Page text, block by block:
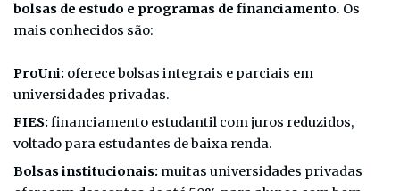
bolsas de estudo e programas de financiamento. Os
mais conhecidos são:
ProUni: oferece bolsas integrais e parciais em
universidades privadas.
FIES:financiamento estudantil com juros reduzidos,
voltado para estudantes de baixa renda.
Bolsas institucionais: muitas universidades privadas